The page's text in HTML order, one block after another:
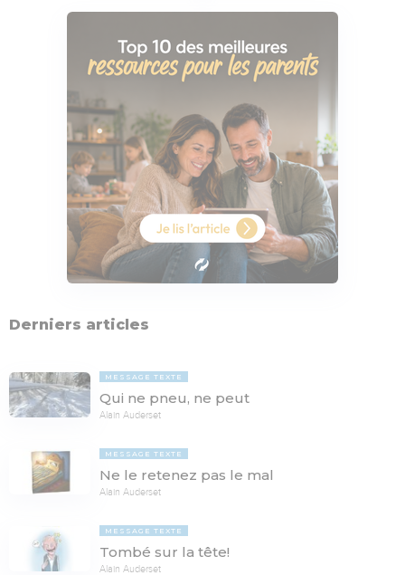
Derniers articles
MESSAGE TEXTE
Qui ne pneu, ne peut
Alain Auderset
MESSAGE TEXTE
Ne le retenez pas le mal
Alain Auderset
MESSAGE TEXTE
Tombé sur la tête!
Alain Auderset